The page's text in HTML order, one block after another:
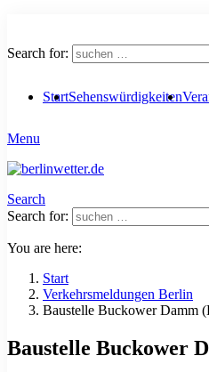
Search for:
StartSehenswürdigkeiten
Menu
Search
Search for:
You are here:
Start
Verkehrsmeldungen Berlin
Baustelle Buckower Damm
Baustelle Buckower